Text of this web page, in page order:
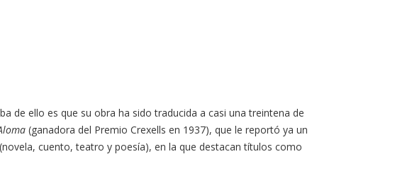
de ello es que su obra ha sido traducida a casi una treintena de
(ganadora del Premio Crexells en 1937), que le reportó ya un
cuento, teatro y poesía), en la que destacan títulos como